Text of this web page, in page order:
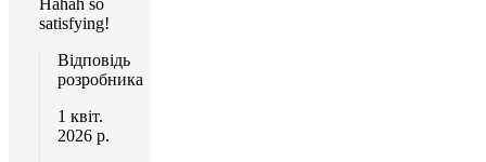
Hahah so
satisfying!
Відповідь
розробника
1 квіт.
2026 р.